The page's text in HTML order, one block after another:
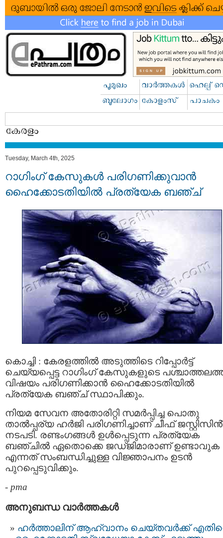
Tuesday, March 4th, 2025
റാഗിംഗ് കേസുകള്‍ പരിഗണിക്കുവാന്‍
ഹൈക്കോടതിയില്‍ പ്രത്യേക ബഞ്ച്
കൊച്ചി : കേരളത്തിൽ അടുത്തിടെ റിപ്പോർട്ട്
ചെയ്യപ്പെട്ട റാഗിംഗ് കേസുകളുടെ
വിഷയം പരിഗണിക്കാൻ ഹൈക്കോടതിയിൽ
പ്രത്യേക ബഞ്ച് സ്ഥാപിക്കും.
നിയമ സേവന അതോരിറ്റി സമർപ്പിച്ച പൊതു
താൽപ്പര്യ ഹർജി പരിഗണിച്ചാണ് ചീഫ്
നടപടി. രണ്ടംഗങ്ങൾ ഉൾപ്പെടുന്ന പ്രത്യേക
ബഞ്ചിൽ ഏതൊക്കെ ജഡ്ജിമാരാണ് ഉണ്ടാവുക
എന്നത് സംബന്ധിച്ചുള്ള വിജ്ഞാപനം ഉടൻ
പുറപ്പെടുവിക്കും.
- pma
അനുബന്ധ വാര്‍ത്തകള്‍
ഹര്‍ത്താലിന് ആഹ്വാനം ചെയ്തവര്‍ക്ക്